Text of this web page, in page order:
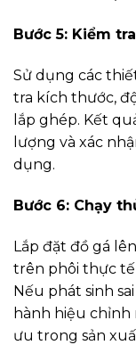
Bước 5: Kiểm
Sử dụng các
tra kích thước,
lắp ghép. Kết
lượng và xác
dụng.
Bước 6: Chạy
Lắp đặt đồ gá
trên phôi thực tế
Nếu phát sinh
hành hiệu chỉnh
ưu trong sản